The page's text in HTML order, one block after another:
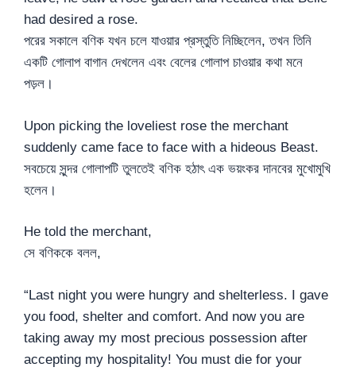
had desired a rose.
পরের সকালে বণিক যখন চলে যাওয়ার প্রস্তুতি নিচ্ছিলেন, তখন তিনি
একটি গোলাপ বাগান দেখলেন এবং বেলের গোলাপ চাওয়ার কথা মনে
পড়ল।
Upon picking the loveliest rose the merchant
suddenly came face to face with a hideous Beast.
সবচেয়ে সুন্দর গোলাপটি তুলতেই বণিক হঠাৎ এক ভয়ংকর দানবের মুখোমুখি
হলেন।
He told the merchant,
সে বণিককে বলল,
“Last night you were hungry and shelterless. I gave
you food, shelter and comfort. And now you are
taking away my most precious possession after
accepting my hospitality! You must die for your